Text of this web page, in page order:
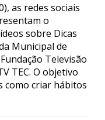
as redes sociais
o
sobre Dicas
Municipal de
Televisão
TEC. O objetivo
como criar hábitos